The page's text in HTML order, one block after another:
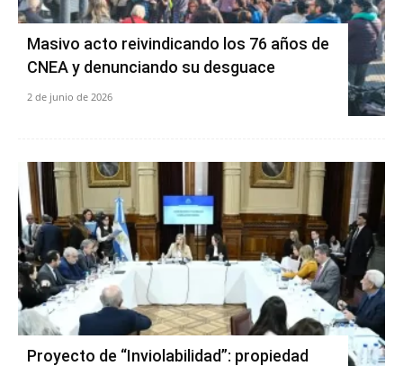
Masivo acto reivindicando los 76 años de
CNEA y denunciando su desguace
2 de junio de 2026
Proyecto de “Inviolabilidad”: propiedad